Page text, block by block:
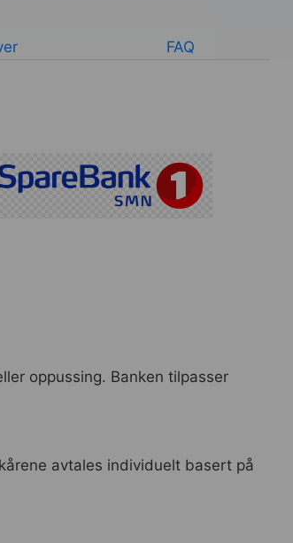
FAQ
oppussing. Banken tilpasser
avtales individuelt basert på